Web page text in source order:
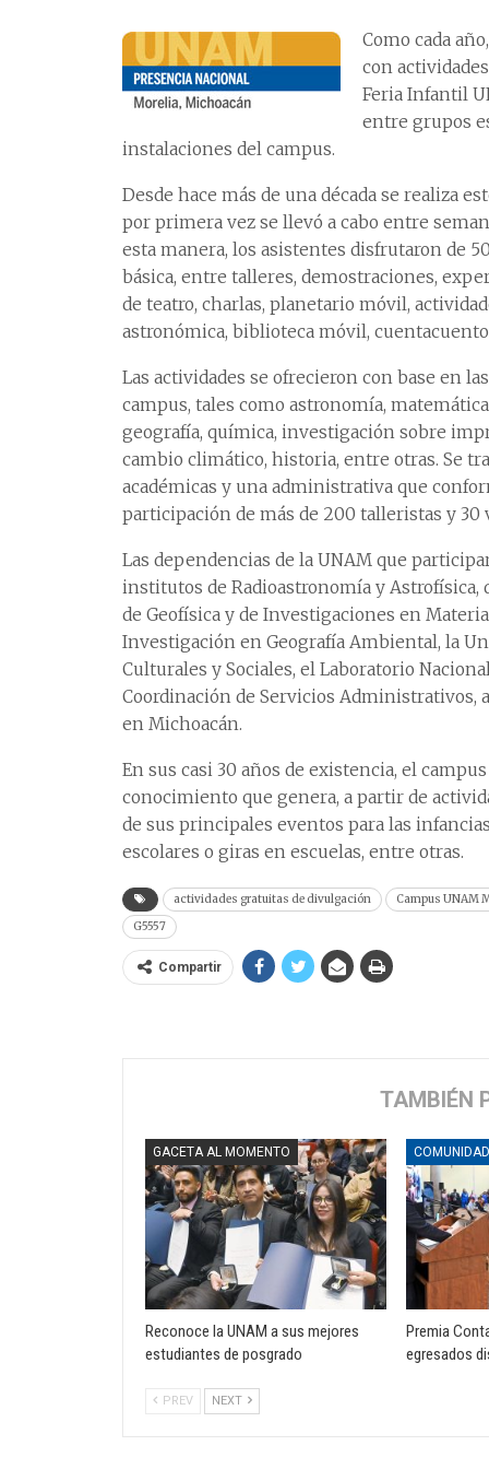
Como cada
con
Feria Infantil
entre grupos
instalaciones del campus.
Desde hace más de una década se realiza
por primera vez se llevó a cabo entre
esta manera, los asistentes disfrutaron de
básica, entre talleres, demostraciones,
de teatro, charlas, planetario móvil,
astronómica, biblioteca móvil,
Las actividades se ofrecieron con base en
campus, tales como astronomía,
geografía, química, investigación sobre
cambio climático, historia, entre otras. Se
académicas y una administrativa que
participación de más de 200 talleristas y 30
Las dependencias de la UNAM que
institutos de Radioastronomía y Astrofísica,
de Geofísica y de Investigaciones en
Investigación en Geografía Ambiental, la
Culturales y Sociales, el Laboratorio
Coordinación de Servicios Administrativos,
en Michoacán.
En sus casi 30 años de existencia, el
conocimiento que genera, a partir de
de sus principales eventos para las
escolares o giras en escuelas, entre otras.
actividades gratuitas de divulgación
Campus UNAM
G5557
Compartir
TAMBIÉN
GACETA AL MOMENTO
Reconoce la UNAM a sus mejores
estudiantes de posgrado
Premia
egresados
PREV NEXT